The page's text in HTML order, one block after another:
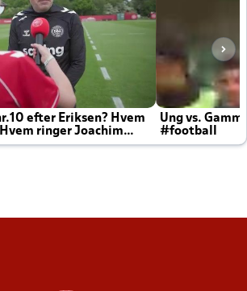
efter Eriksen? Hvem
ringer Joachim
Ung vs.
#football